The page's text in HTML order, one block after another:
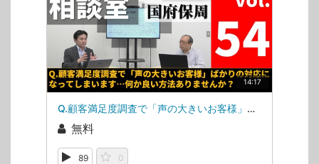
14:17
Q.顧客満足度調査で「声の大きいお客様」ばかりの対応になってしまいます…何か良い方法ありませんか？（ISOマネジメントシステム相談室・第54回）
無料
89 0